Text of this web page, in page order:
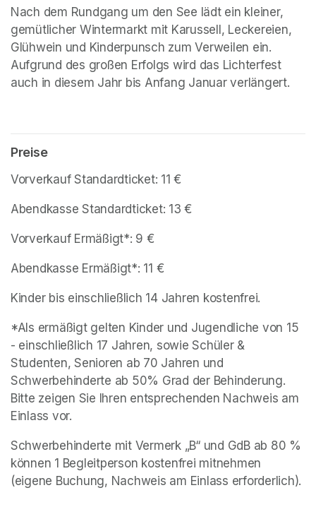
Nach dem Rundgang um den See lädt ein kleiner,
gemütlicher Wintermarkt mit Karussell, Leckereien,
Glühwein und Kinderpunsch zum Verweilen ein.
Aufgrund des großen Erfolgs wird das Lichterfest
auch in diesem Jahr bis Anfang Januar verlängert.
Preise
Vorverkauf Standardticket: 11 €
Abendkasse Standardticket: 13 €
Vorverkauf Ermäßigt*: 9 €
Abendkasse Ermäßigt*: 11 €
Kinder bis einschließlich 14 Jahren kostenfrei.
*Als ermäßigt gelten Kinder und Jugendliche von 15
- einschließlich 17 Jahren, sowie Schüler &
Studenten, Senioren ab 70 Jahren und
Schwerbehinderte ab 50% Grad der Behinderung.
Bitte zeigen Sie Ihren entsprechenden Nachweis am
Einlass vor.
Schwerbehinderte mit Vermerk „B“ und GdB ab 80 %
können 1 Begleitperson kostenfrei mitnehmen
(eigene Buchung, Nachweis am Einlass erforderlich).